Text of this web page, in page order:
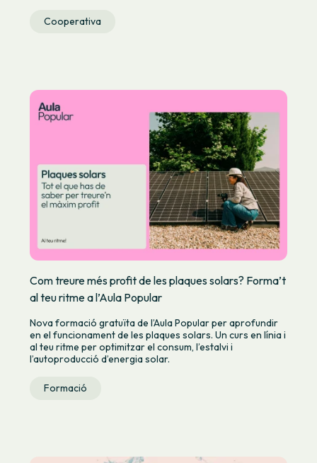
Cooperativa
Com treure més profit de les plaques solars? Forma’t
al teu ritme a l’Aula Popular
Nova formació gratuïta de l’Aula Popular per aprofundir
en el funcionament de les plaques solars. Un curs en línia i
al teu ritme per optimitzar el consum, l’estalvi i
l’autoproducció d’energia solar.
Formació